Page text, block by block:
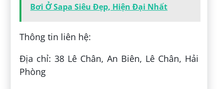
Bơi Ở Sapa Siêu Đẹp, Hiện Đại Nhất
Thông tin liên hệ:
Địa chỉ: 38 Lê Chân, An Biên, Lê Chân, Hải
Phòng